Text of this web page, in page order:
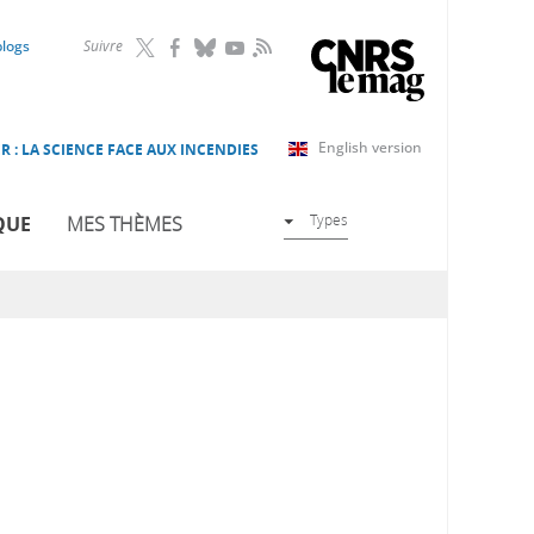
Suivre RSS
English version
: LA SCIENCE FACE AUX INCENDIES
MES THÈMES Types